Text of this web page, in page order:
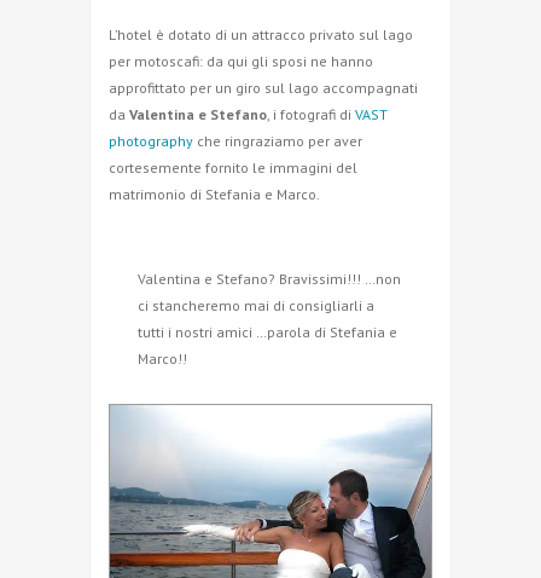
L’hotel è dotato di un attracco privato sul lago
per motoscafi: da qui gli sposi ne hanno
approfittato per un giro sul lago accompagnati
da Valentina e Stefano , i fotografi di VAST
photography che ringraziamo per aver
cortesemente fornito le immagini del
matrimonio di Stefania e Marco.
Valentina e Stefano? Bravissimi!!! …non
ci stancheremo mai di consigliarli a
tutti i nostri amici …parola di Stefania e
Marco!!